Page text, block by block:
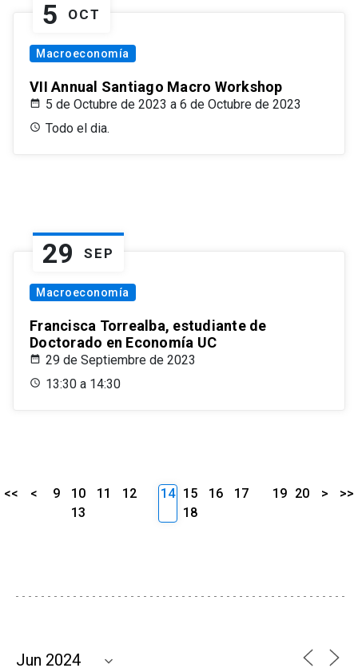
5 OCT
Macroeconomía
VII Annual Santiago Macro Workshop
5 de Octubre de 2023 a 6 de Octubre de 2023
Todo el dia.
29 SEP
Macroeconomía
Francisca Torrealba, estudiante de
Doctorado en Economía UC
29 de Septiembre de 2023
13:30 a 14:30
<< < 9 10 11
12
13
14 15 16
17
18
19 20 > >>